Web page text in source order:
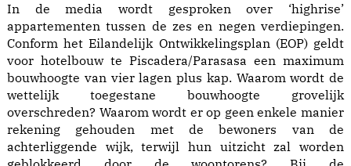
In de media wordt gesproken over ‘highrise’
appartementen tussen de zes en negen verdiepingen.
Conform het Eilandelijk Ontwikkelingsplan (EOP) geldt
voor hotelbouw te Piscadera/Parasasa een maximum
bouwhoogte van vier lagen plus kap. Waarom wordt de
wettelijk toegestane bouwhoogte grovelijk
overschreden? Waarom wordt er op geen enkele manier
rekening gehouden met de bewoners van de
achterliggende wijk, terwijl hun uitzicht zal worden